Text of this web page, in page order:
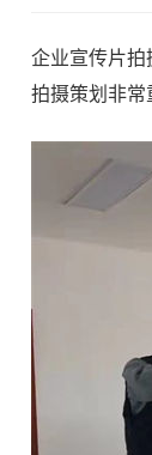
企业宣传片拍
拍摄策划非常